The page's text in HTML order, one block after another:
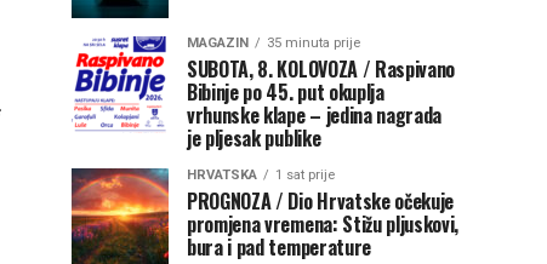
MAGAZIN 35 minuta prije
SUBOTA, 8. KOLOVOZA / Raspivano
Bibinje po 45. put okuplja
vrhunske klape – jedina nagrada
je pljesak publike
HRVATSKA 1 sat prije
PROGNOZA / Dio Hrvatske očekuje
promjena vremena: Stižu pljuskovi,
bura i pad temperature